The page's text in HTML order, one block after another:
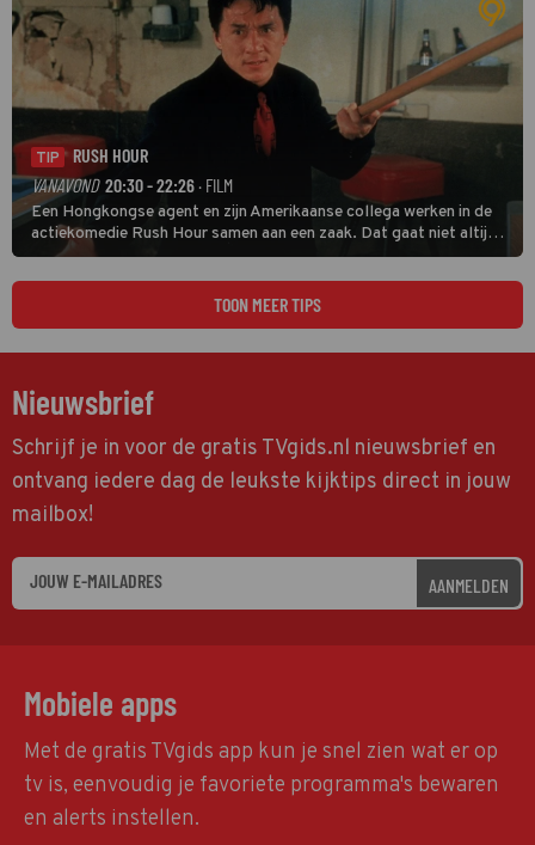
TIP
RUSH HOUR
VANAVOND 20:30 - 22:26 · FILM
Een Hongkongse agent en zijn Amerikaanse collega werken in de
actiekomedie Rush Hour samen aan een zaak. Dat gaat niet altijd
van een leien dakje.
TOON MEER TIPS
Nieuwsbrief
Schrijf je in voor de gratis TVgids.nl nieuwsbrief en
ontvang iedere dag de leukste kijktips direct in jouw
mailbox!
AANMELDEN
Mobiele apps
Met de gratis TVgids app kun je snel zien wat er op
tv is, eenvoudig je favoriete programma's bewaren
en alerts instellen.